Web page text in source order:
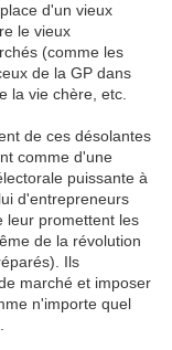
d'un vieux
le vieux
(comme les
de la GP dans
la vie chère, etc.
de ces désolantes
comme d'une
puissante à
d'entrepreneurs
leur promettent les
de la révolution
Ils
marché et imposer
n'importe quel